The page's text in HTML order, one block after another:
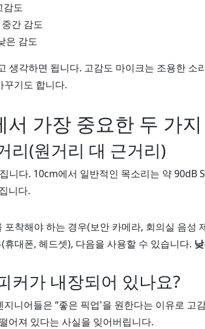
도
간 감도
은 감도
생각하면 됩니다. 고감도 마이크는 조용한
꾸기도 합니다.
가장 중요한 두 가
리(원거리 대 근거리)
니다. 10cm에서 일반적인 목소리는 약 90dB
니다.
포착해야 하는 경우(보안 카메라, 회의실 음성
대폰, 헤드셋), 다음을 사용할 수 있습니다.
커가 내장되어 있나요?
니어들은 “좋은 픽업'을 원한다는 이유로 고
어져 있다는 사실을 잊어버립니다.